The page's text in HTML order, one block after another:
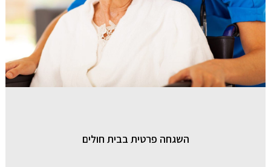
השגחה פרטית בבית חולים